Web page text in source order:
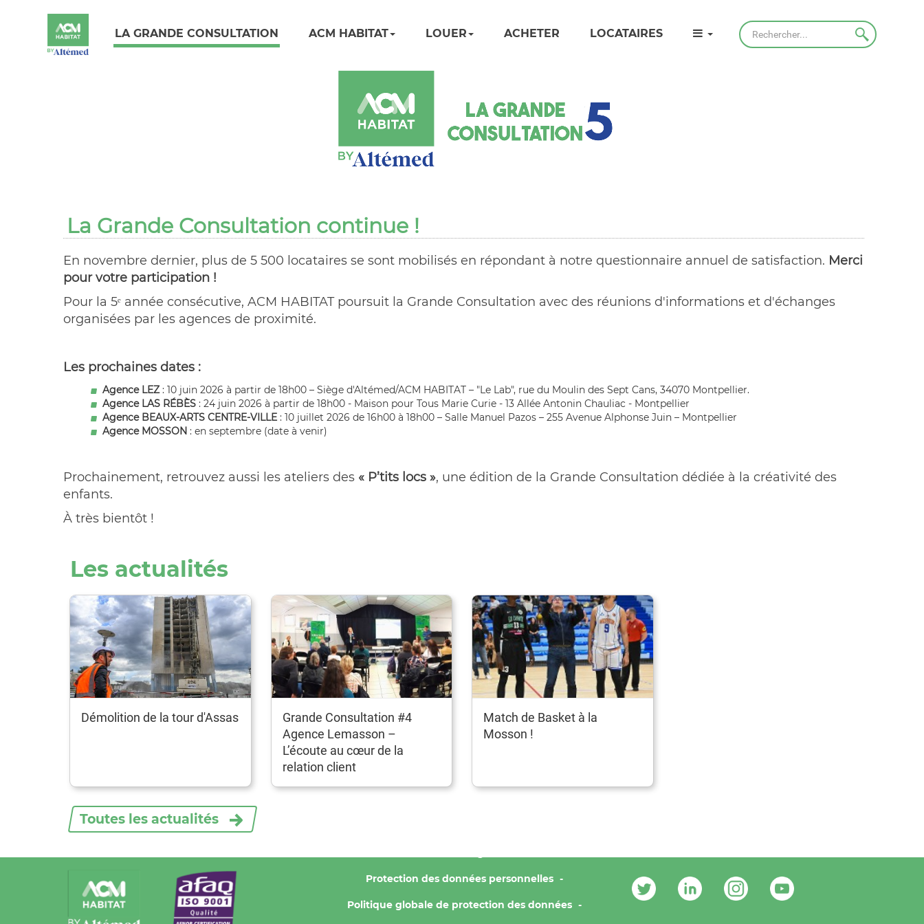
LA GRANDE CONSULTATION ACM HABITAT LOUER ACHETER LOCATAIRES Rechercher
La Grande Consultation continue !
En novembre dernier, plus de 5 500 locataires se sont mobilisés en répondant à notre questionnaire annuel de satisfaction. Merci
pour votre participation !
Pour la 5ᵉ année consécutive, ACM HABITAT poursuit la Grande Consultation avec des réunions d'informations et d'échanges
organisées par les agences de proximité.
Les prochaines dates :
Agence LEZ: 10 juin 2026 à partir de 18h00 – Siège d'Altémed/ACM HABITAT – "Le Lab", rue du Moulin des Sept Cans, 34070 Montpellier.
Agence LAS RÉBÈS : 24 juin 2026 à partir de 18h00 - Maison pour Tous Marie Curie - 13 Allée Antonin Chauliac - Montpellier
Agence BEAUX-ARTS CENTRE-VILLE : 10 juillet 2026 de 16h00 à 18h00 – Salle Manuel Pazos – 255 Avenue Alphonse Juin – Montpellier
Agence MOSSON : en septembre (date à venir)
Prochainement, retrouvez aussi les ateliers des « P’tits locs », une édition de la Grande Consultation dédiée à la créativité des
enfants.
À très bientôt !
Les actualités
Démolition de la tour d'Assas
Grande Consultation #4
Agence Lemasson –
L’écoute au cœur de la
relation client
Match de Basket à la
Mosson !
Toutes les actualités
Protection des données personnelles
Politique globale de protection des données